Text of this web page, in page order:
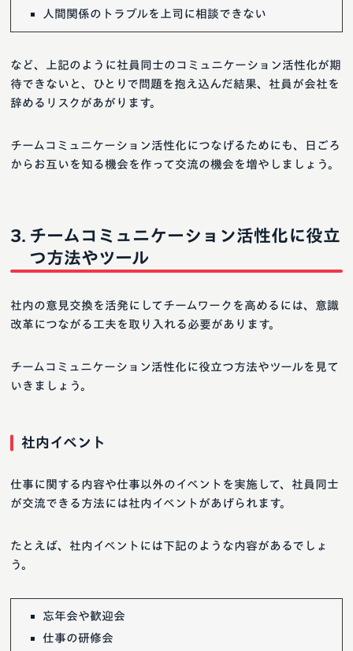
人間関係のトラブルを上司に相談できない
など、上記のように社員同士のコミュニケーション活性化が期
待できないと、ひとりで問題を抱え込んだ結果、社員が会社を
辞めるリスクがあがります。
チームコミュニケーション活性化につなげるためにも、日ごろ
からお互いを知る機会を作って交流の機会を増やしましょう。
チームコミュニケーション活性化に役立
つ方法やツール
社内の意見交換を活発にしてチームワークを高めるには、意識
改革につながる工夫を取り入れる必要があります。
チームコミュニケーション活性化に役立つ方法やツールを見て
いきましょう。
社内イベント
仕事に関する内容や仕事以外のイベントを実施して、社員同士
が交流できる方法には社内イベントがあげられます。
たとえば、社内イベントには下記のような内容があるでしょ
う。
忘年会や歓迎会
仕事の研修会